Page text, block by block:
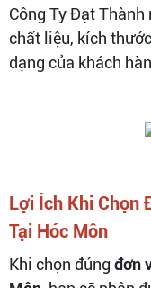
Công Ty Đạt Thành
chất liệu, kích
dạng của khách
Lợi Ích Khi Chọn
Tại Hóc Môn
Khi chọn đúng đơn